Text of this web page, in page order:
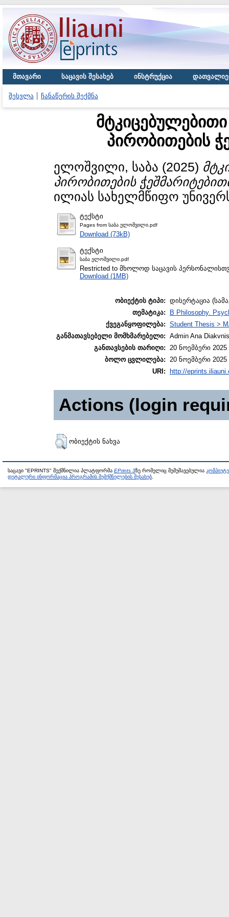
მთავარი საცავის შესახებ ინსტრუქცია
შესვლა ჩანაწერის შექმნა
პირობითების
ელოშვილი, საბა (2025)
პირობითების
ილიას სახელმწიფო
ტექსტი
Pages from საბა ელოშვილი.pdf
Download (73kB)
ტექსტი
საბა ელოშვილი.pdf
Restricted to მხოლოდ საცავის
Download (1MB)
ობიექტის ტიპი: დისერტაცია
თემატიკა:
B Philosophy.
ქვეგანყოფილება: Student Thesis >
განმათავსებელი მომხმარებელი: Admin Ana
განთავსების თარიღი: 20 ნოემბერი 2025
ბოლო ცვლილება: 20 ნოემბერი 2025
URI:
http://
Actions (login
ობიექტის ნახვა
საცავი "EPRINTS" შექმნილია პლატფორმა EPrints 3ზე რომელიც შემუშავებულია
დეტალური ინფორმაცია პროგრამის შემქმნელების შესახებ.